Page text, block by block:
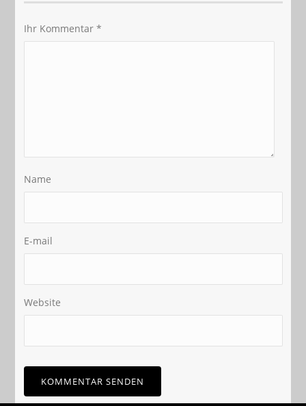
Ihr Kommentar *
Name
E-mail
Website